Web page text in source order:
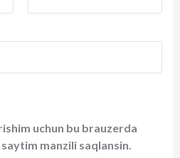
uchun bu brauzerda
manzili saqlansin.